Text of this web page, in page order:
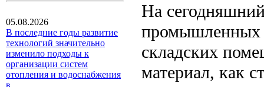
05.08.2026
В последние годы развитие
технологий значительно
изменило подходы к
организации систем
отопления и водоснабжения
в...
На
промышленных
складских
материал, как